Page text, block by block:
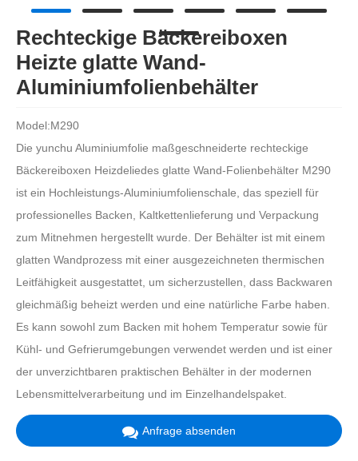
Rechteckige Bäckereiboxen
Heizte glatte Wand-
Aluminiumfolienbehälter
Model:M290
Die yunchu Aluminiumfolie maßgeschneiderte rechteckige
Bäckereiboxen Heizdeliedes glatte Wand-Folienbehälter M290
ist ein Hochleistungs-Aluminiumfolienschale, das speziell für
professionelles Backen, Kaltkettenlieferung und Verpackung
zum Mitnehmen hergestellt wurde. Der Behälter ist mit einem
glatten Wandprozess mit einer ausgezeichneten thermischen
Leitfähigkeit ausgestattet, um sicherzustellen, dass Backwaren
gleichmäßig beheizt werden und eine natürliche Farbe haben.
Es kann sowohl zum Backen mit hohem Temperatur sowie für
Kühl- und Gefrierumgebungen verwendet werden und ist einer
der unverzichtbaren praktischen Behälter in der modernen
Lebensmittelverarbeitung und im Einzelhandelspaket.
Anfrage absenden